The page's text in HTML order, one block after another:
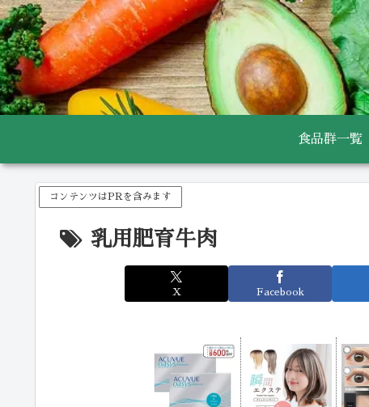
食品群一覧
コンテンツはPRを含みます
乳用肥育牛肉
X Facebook